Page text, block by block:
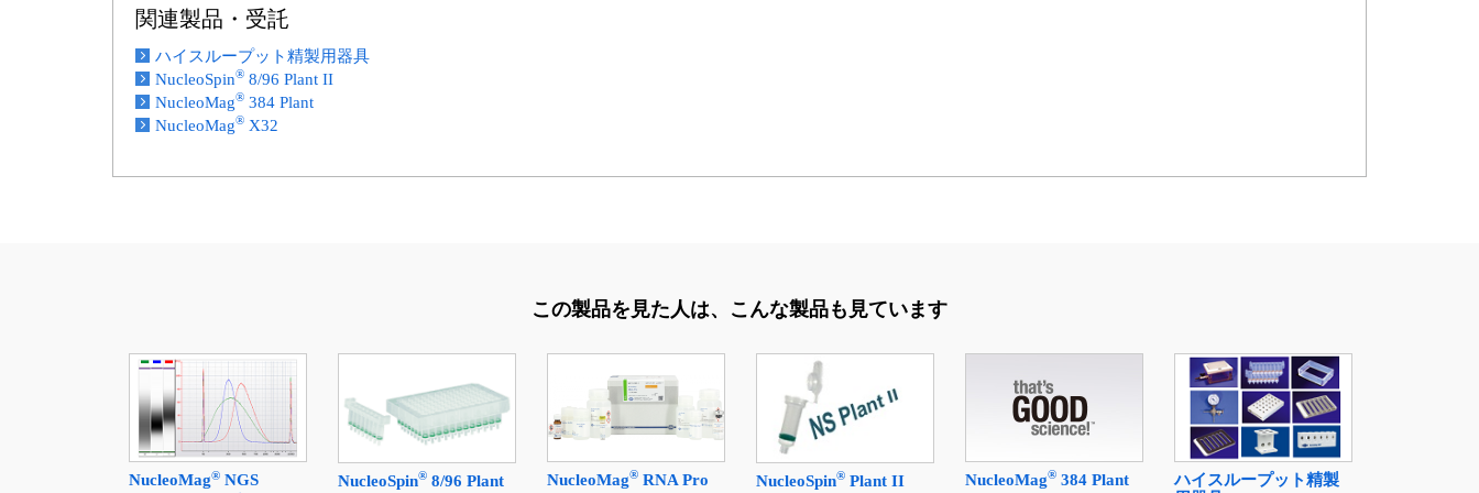
関連製品・受託
ハイスループット精製用器具
NucleoSpin® 8/96 Plant II
NucleoMag® 384 Plant
NucleoMag® X32
この製品を見た人は、 こんな製品も見ています
NucleoMag® NGS
NucleoSpin® 8/96 Plant
NucleoMag® RNA Pro NucleoSpin® Plant II NucleoMag® 384 Plant
ハイスループット精製